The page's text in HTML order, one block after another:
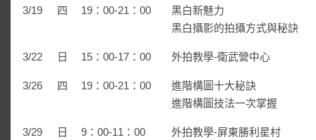
3/19 四 19：00-21：00
黑白新魅力
黑白攝影的拍攝方式與秘訣
3/22 日 15：00-17：00 外拍教學-衛武營中心
3/26 四 19：00-21：00
進階構圖十大秘訣
進階構圖技法一次掌握
3/29 日 9：00-11：00 外拍教學-屏東勝利星村